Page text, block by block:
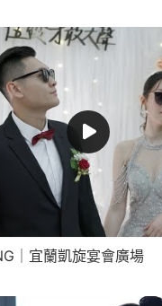
｜宜蘭凱旋宴會廣場